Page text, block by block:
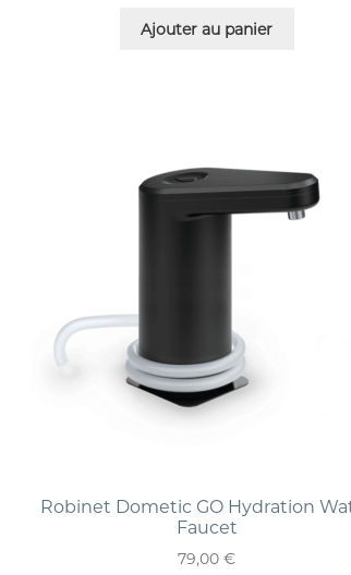
Ajouter au panier
Robinet Dometic GO Hydration
Faucet
79,00€